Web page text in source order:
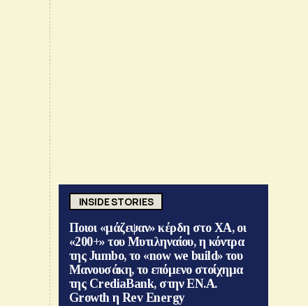
INSIDE STORIES
Ποιοι «μάζεψαν» κέρδη στο ΧΑ, οι
«200+» του Μυτιληναίου, η κόντρα
της Jumbo, το «now we build» του
Μανουσάκη, το επόμενο στοίχημα
της CrediaBank, στην ΕΝ.Α.
Growth η Rev Energy